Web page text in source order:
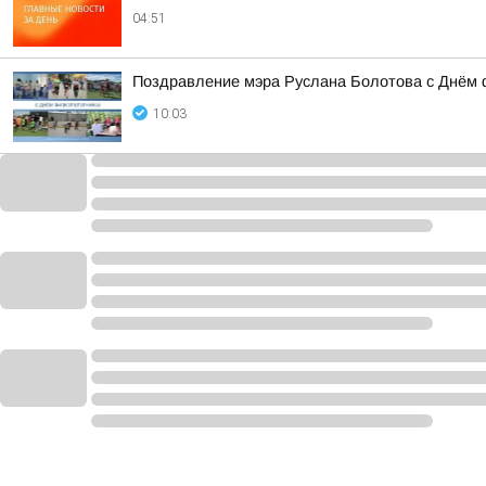
04:51
Поздравление мэра Руслана Болотова с Днём
10:03